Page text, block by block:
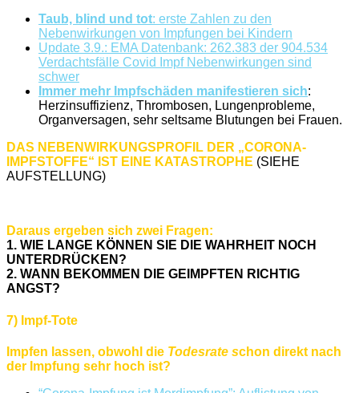
Taub, blind und tot: erste Zahlen zu den
Nebenwirkungen von Impfungen bei Kindern
Update 3.9.: EMA Datenbank: 262.383 der 904.534
Verdachtsfälle Covid Impf Nebenwirkungen sind
schwer
Immer mehr Impfschäden manifestieren sich:
Herzinsuffizienz, Thrombosen, Lungenprobleme,
Organversagen, sehr seltsame Blutungen bei Frauen.
DAS NEBENWIRKUNGSPROFIL DER „CORONA-
IMPFSTOFFE“ IST EINE KATASTROPHE (SIEHE
AUFSTELLUNG)
Daraus ergeben sich zwei Fragen:
1. WIE LANGE KÖNNEN SIE DIE WAHRHEIT NOCH
UNTERDRÜCKEN?
2. WANN BEKOMMEN DIE GEIMPFTEN RICHTIG
ANGST?
7) Impf-Tote
Impfen lassen, obwohl die Todesrate schon direkt nach
der Impfung sehr hoch ist?